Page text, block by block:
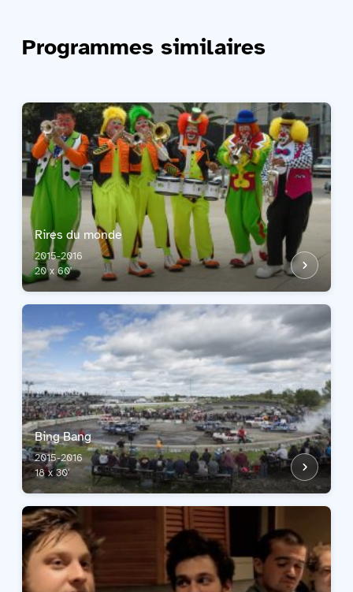
Programmes similaires
Rires du monde
2015-2016
20 x 60'
Bing Bang
2015-2016
18 x 30'